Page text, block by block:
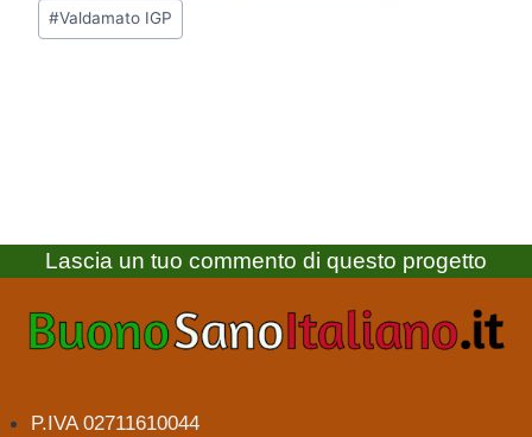
#Valdamato IGP
Lascia un tuo commento di questo progetto
P.IVA 02711610044